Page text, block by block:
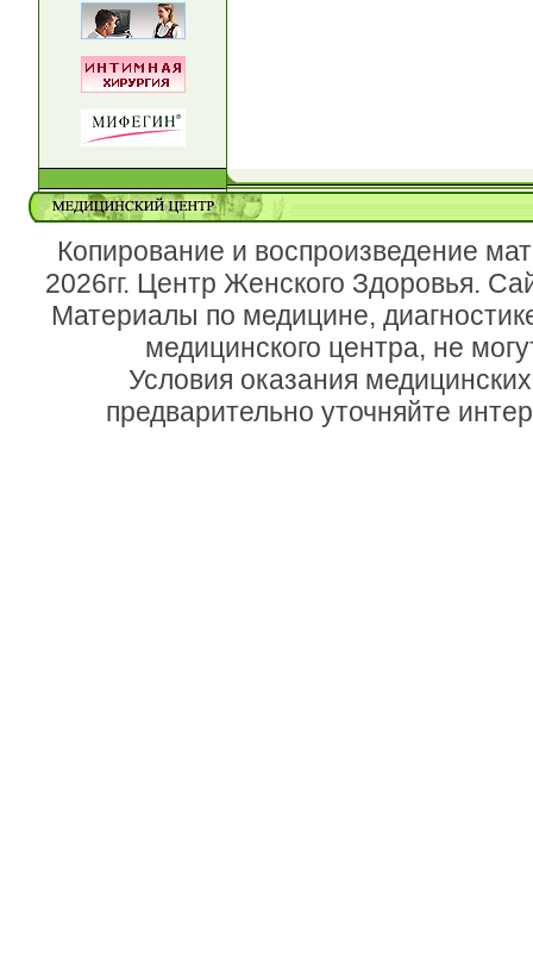
Копирование и воспроизведение
2026гг. Центр Женского Здоровья.
Материалы по медицине,
медицинского центра, не
Условия оказания
предварительно уточняйте